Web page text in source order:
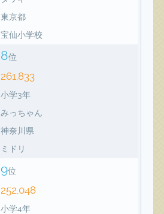
東京都
宝仙小学校
8位
261,833
小学3年
みっちゃん
神奈川県
ミドリ
9位
252,048
小学4年